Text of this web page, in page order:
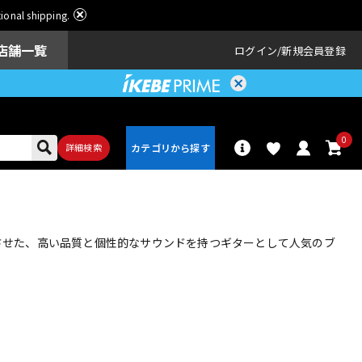
shipping.
舗一覧 ログイン 新規会員登録
詳細検索
0
ン
た、高い品質と個性的なサウンドを持つギターとして人気のブ